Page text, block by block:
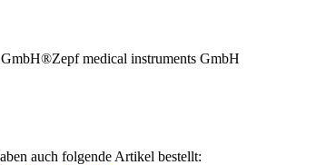
medical instruments GmbH
auch folgende Artikel bestellt: